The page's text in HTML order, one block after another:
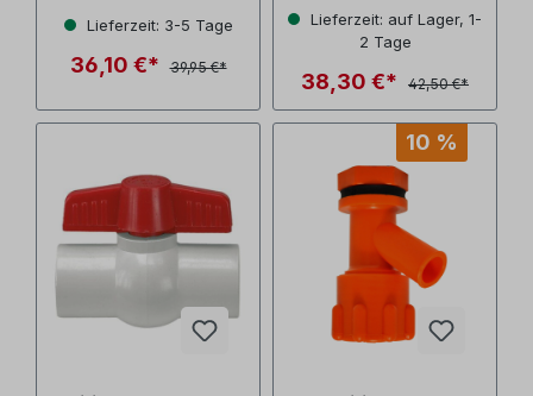
Durchschnittliche Bewertung von 5 von 5 Sternen
Lieferzeit: 3-5 Tage
36,10 €* 39,95 €*
Lieferzeit: auf Lager, 1-
2 Tage
38,30 €* 42,50 €*
10 %